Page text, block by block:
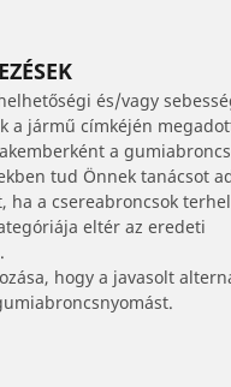
és/vagy
a jármű címkéjén
a
tud Önnek tanácsot
ha a csereabroncsok
eltér az eredeti
hogy a javasolt